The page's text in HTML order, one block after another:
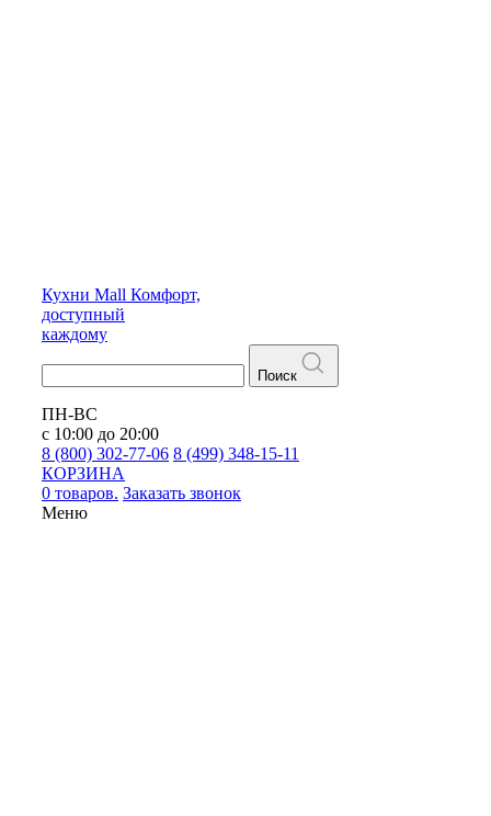
Кухни Mall Комфорт,
доступный
каждому
Поиск
ПН-ВС
с 10:00 до 20:00
8 (800) 302-77-06 8 (499) 348-15-11
КОРЗИНА
0 товаров. Заказать звонок
Меню